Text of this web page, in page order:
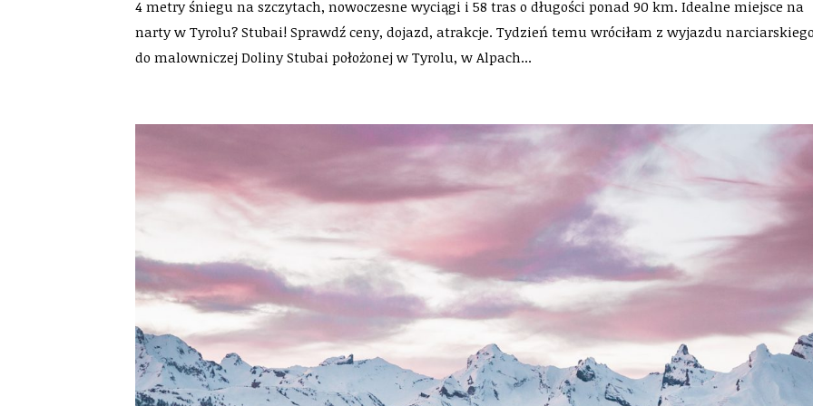
4 metry śniegu na szczytach, nowoczesne wyciągi i 58 tras o długości ponad 90 km. Idealne miejsce na
narty w Tyrolu? Stubai! Sprawdź ceny, dojazd, atrakcje. Tydzień temu wróciłam z wyjazdu
do malowniczej Doliny Stubai położonej w Tyrolu, w Alpach...